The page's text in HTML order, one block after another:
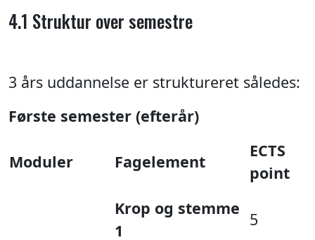
4.1 Struktur over semestre
3 års uddannelse er struktureret således:
Første semester (efterår)
Moduler Fagelement
ECTS
point
Krop og stemme
1
5